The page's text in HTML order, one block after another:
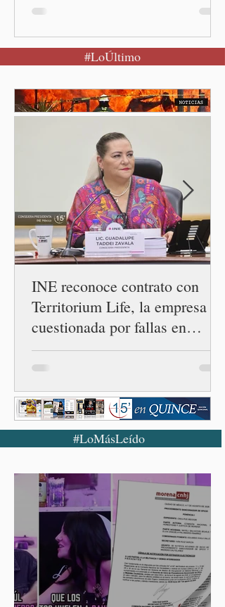
Jornada Nacional de
Reforestación desde la
Xalitzintla.
#LoÚltimo
INE reconoce contrato con
Territorium Life, la empresa
cuestionada por fallas en
examen de la UNAM
#LoMásLeído